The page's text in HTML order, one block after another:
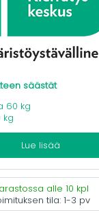
säästät
60 kg
kg
Lue lisää
alle 10 kpl
tila:1-3 pv